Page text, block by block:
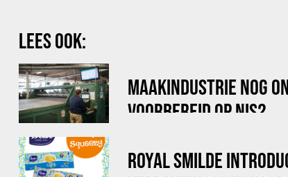
LEES OOK:
MAAKINDUSTRIE NOG
VOORBEREID OP NIS2
ROYAL SMILDE